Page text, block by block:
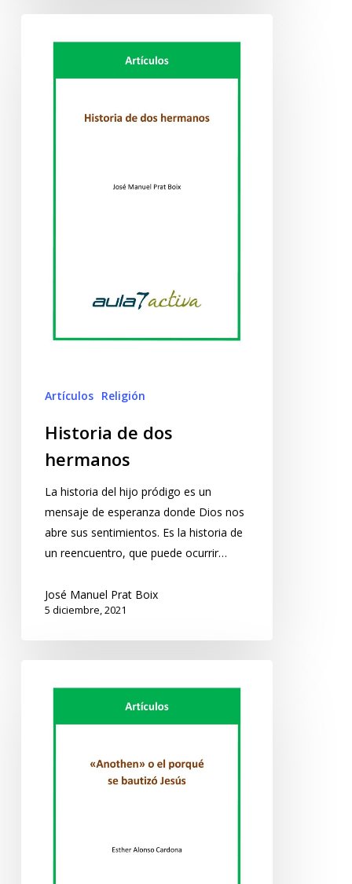
Artículos Religión
Historia de dos
hermanos
La historia del hijo pródigo es un
mensaje de esperanza donde Dios nos
abre sus sentimientos. Es la historia de
un reencuentro, que puede ocurrir…
José Manuel Prat Boix
5 diciembre, 2021